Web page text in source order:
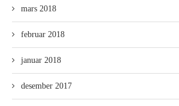
mars 2018
februar 2018
januar 2018
desember 2017